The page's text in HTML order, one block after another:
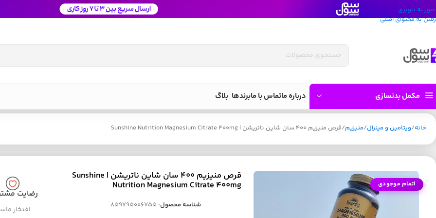
عبور به ناوبری
رفتن به محتوای اصلی
مکمل بدنسازی درباره ماتماس با مابرندها بلاگ
خانه ویتامین و مینرال منیزیم قرص منیزیم 400 سان شاین ناتریشن | Sunshine Nutrition Magnesium Citrate 400mg
اتمام موجودی
قرص منیزیم 400 سان شاین ناتریشن | Sunshine
Nutrition Magnesium Citrate 400mg
شناسه محصول: 859795006755
رضایت
افتخار